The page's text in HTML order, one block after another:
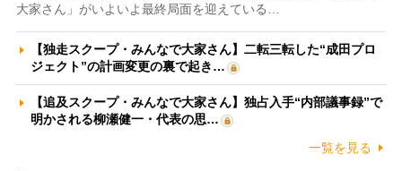
大家さん」がいよいよ最終局面を迎えている…
【独走スクープ・みんなで大家さん】二転三転した“成田プロ
ジェクト”の計画変更の裏で起き…
【追及スクープ・みんなで大家さん】独占入手“内部議事録”で
明かされる柳瀬健一・代表の思…
一覧を見る